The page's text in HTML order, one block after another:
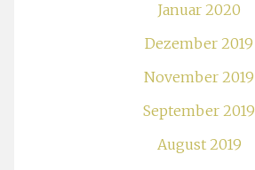
Januar 2020
Dezember 2019
November 2019
September 2019
August 2019